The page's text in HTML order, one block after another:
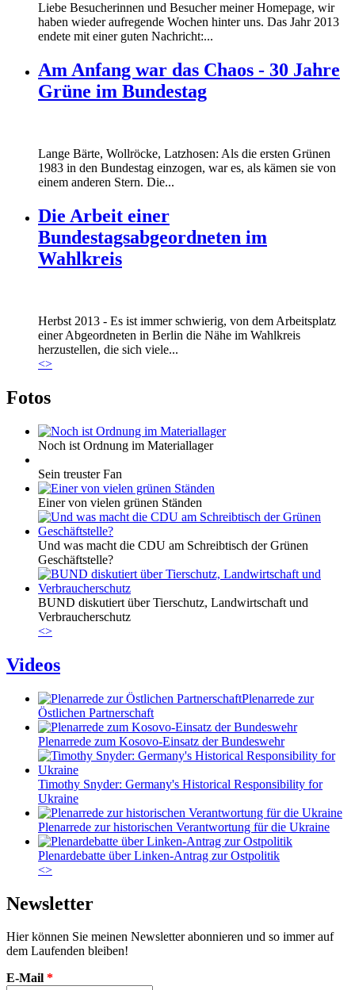
Liebe Besucherinnen und Besucher meiner Homepage, wir
haben wieder aufregende Wochen hinter uns. Das Jahr 2013
endete mit einer guten Nachricht:...
Am Anfang war das Chaos - 30 Jahre
Grüne im Bundestag
Lange Bärte, Wollröcke, Latzhosen: Als die ersten Grünen
1983 in den Bundestag einzogen, war es, als kämen sie von
einem anderen Stern. Die...
Die Arbeit einer
Bundestagsabgeordneten im
Wahlkreis
Marie_und_Wahlkreis.jpg
Marie_und_Wahlkreis.jpg
Herbst 2013 - Es ist immer schwierig, von dem Arbeitsplatz
einer Abgeordneten in Berlin die Nähe im Wahlkreis
herzustellen, die sich viele...
<>
Fotos
Noch ist Ordnung im Materiallager
Sein treuster Fan
Einer von vielen grünen Ständen
Und was macht die CDU am Schreibtisch der Grünen
Geschäftstelle?
BUND diskutiert über Tierschutz, Landwirtschaft und
Verbraucherschutz
<>
Videos
Plenarrede zur
Östlichen Partnerschaft
Plenarrede zum Kosovo-Einsatz der Bundeswehr
Timothy Snyder: Germany's Historical Responsibility for
Ukraine
Plenarrede zur historischen Verantwortung für die Ukraine
Plenardebatte über Linken-Antrag zur Ostpolitik
<>
Newsletter
Hier können Sie meinen Newsletter abonnieren und so immer auf
dem Laufenden bleiben!
E-Mail *